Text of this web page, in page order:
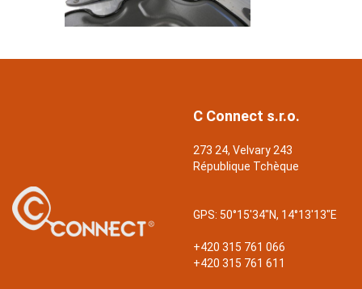
C Connect s.r.o.
273 24, Velvary 243
République Tchèque
GPS: 50°15'34"N, 14°13'13"E
+420 315 761 066
+420 315 761 611